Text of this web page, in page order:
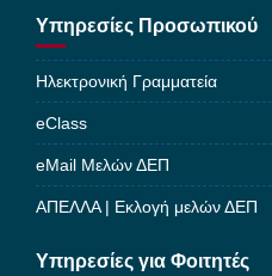
Υπηρεσίες Προσωπικού
Ηλεκτρονική Γραμματεία
eClass
eMail Μελών ΔΕΠ
ΑΠΕΛΛΑ | Εκλογή μελών ΔΕΠ
Υπηρεσίες για Φοιτητές